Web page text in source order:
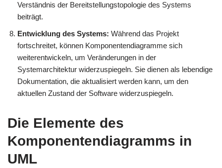
Verständnis der Bereitstellungstopologie des Systems
beiträgt.
Entwicklung des Systems: Während das Projekt
fortschreitet, können Komponentendiagramme sich
weiterentwickeln, um Veränderungen in der
Systemarchitektur widerzuspiegeln. Sie dienen als lebendige
Dokumentation, die aktualisiert werden kann, um den
aktuellen Zustand der Software widerzuspiegeln.
Die Elemente des
Komponentendiagramms in
UML